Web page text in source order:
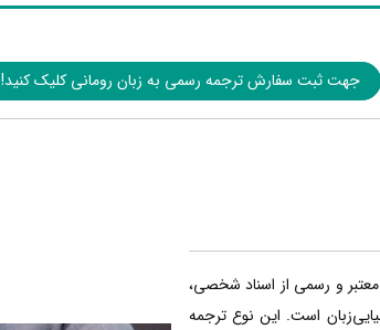
جهت ثبت سفارش ترجمه رسمی به زبان رومانی کلیک کنید!
معتبر و رسمی از اسناد شخصی،
است. این نوع ترجمه